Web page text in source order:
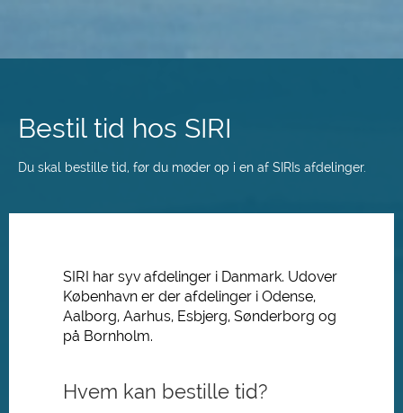
Bestil tid hos SIRI
Du skal bestille tid, før du møder op i en af SIRIs afdelinger.
SIRI har syv afdelinger i Danmark. Udover
København er der afdelinger i Odense,
Aalborg, Aarhus, Esbjerg, Sønderborg og
på Bornholm.
Hvem kan bestille tid?